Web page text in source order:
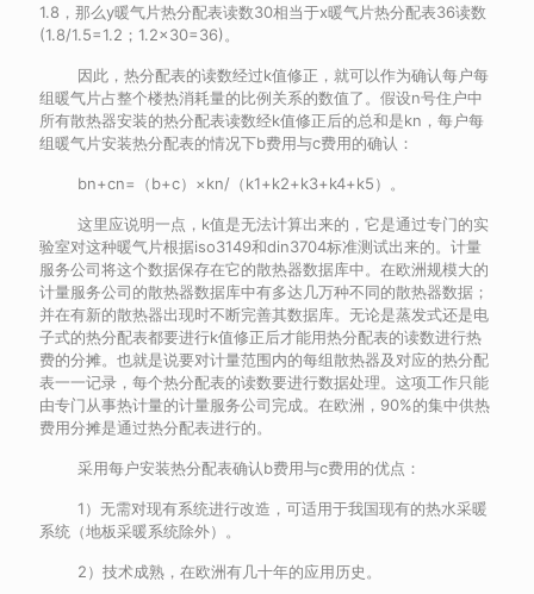
1.8，那么y暖气片热分配表读数30相当于x暖气片热分配表36读数
(1.8/1.5=1.2；1.2×30=36)。
因此，热分配表的读数经过k值修正，就可以作为确认每户每
组暖气片占整个楼热消耗量的比例关系的数值了。假设n号住户中
所有散热器安装的热分配表读数经k值修正后的总和是kn，每户每
组暖气片安装热分配表的情况下b费用与c费用的确认：
bn+cn=（b+c）×kn/（k1+k2+k3+k4+k5）。
这里应说明一点，k值是无法计算出来的，它是通过专门的实
验室对这种暖气片根据iso3149和din3704标准测试出来的。计量
服务公司将这个数据保存在它的散热器数据库中。在欧洲规模大的
计量服务公司的散热器数据库中有多达几万种不同的散热器数据；
并在有新的散热器出现时不断完善其数据库。无论是蒸发式还是电
子式的热分配表都要进行k值修正后才能用热分配表的读数进行热
费的分摊。也就是说要对计量范围内的每组散热器及对应的热分配
表一一记录，每个热分配表的读数要进行数据处理。这项工作只能
由专门从事热计量的计量服务公司完成。在欧洲，90%的集中供热
费用分摊是通过热分配表进行的。
采用每户安装热分配表确认b费用与c费用的优点：
1）无需对现有系统进行改造，可适用于我国现有的热水采暖
系统（地板采暖系统除外）。
2）技术成熟，在欧洲有几十年的应用历史。